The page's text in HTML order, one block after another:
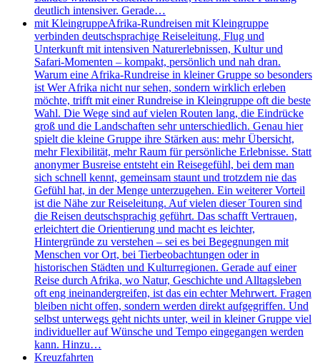
deutlich intensiver. Gerade…
mit KleingruppeAfrika-Rundreisen mit Kleingruppe
verbinden deutschsprachige Reiseleitung, Flug und
Unterkunft mit intensiven Naturerlebnissen, Kultur und
Safari-Momenten – kompakt, persönlich und nah dran.
Warum eine Afrika-Rundreise in kleiner Gruppe so besonders
ist Wer Afrika nicht nur sehen, sondern wirklich erleben
möchte, trifft mit einer Rundreise in Kleingruppe oft die beste
Wahl. Die Wege sind auf vielen Routen lang, die Eindrücke
groß und die Landschaften sehr unterschiedlich. Genau hier
spielt die kleine Gruppe ihre Stärken aus: mehr Übersicht,
mehr Flexibilität, mehr Raum für persönliche Erlebnisse. Statt
anonymer Busreise entsteht ein Reisegefühl, bei dem man
sich schnell kennt, gemeinsam staunt und trotzdem nie das
Gefühl hat, in der Menge unterzugehen. Ein weiterer Vorteil
ist die Nähe zur Reiseleitung. Auf vielen dieser Touren sind
die Reisen deutschsprachig geführt. Das schafft Vertrauen,
erleichtert die Orientierung und macht es leichter,
Hintergründe zu verstehen – sei es bei Begegnungen mit
Menschen vor Ort, bei Tierbeobachtungen oder in
historischen Städten und Kulturregionen. Gerade auf einer
Reise durch Afrika, wo Natur, Geschichte und Alltagsleben
oft eng ineinandergreifen, ist das ein echter Mehrwert. Fragen
bleiben nicht offen, sondern werden direkt aufgegriffen. Und
selbst unterwegs geht nichts unter, weil in kleiner Gruppe viel
individueller auf Wünsche und Tempo eingegangen werden
kann. Hinzu…
Kreuzfahrten